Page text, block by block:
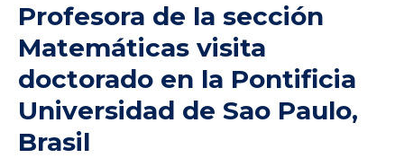
Profesora de la sección
Matemáticas visita
doctorado en la Pontificia
Universidad de Sao Paulo,
Brasil